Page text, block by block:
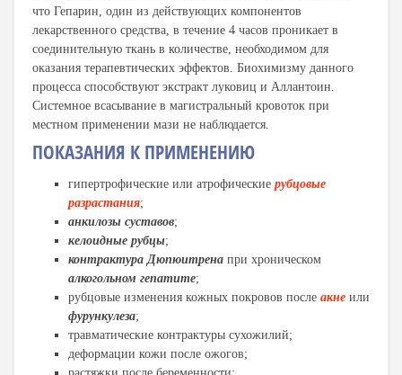
что Гепарин, один из действующих компонентов
лекарственного средства, в течение 4 часов проникает в
соединительную ткань в количестве, необходимом для
оказания терапевтических эффектов. Биохимизму данного
процесса способствуют экстракт луковиц и Аллантоин.
Системное всасывание в магистральный кровоток при
местном применении мази не наблюдается.
ПОКАЗАНИЯ К ПРИМЕНЕНИЮ
гипертрофические или атрофические рубцовые
разрастания;
анкилозы суставов;
келоидные рубцы;
контрактура Дюпюитрена при хроническом
алкогольном гепатите;
рубцовые изменения кожных покровов после акне или
фурункулеза;
травматические контрактуры сухожилий;
деформации кожи после ожогов;